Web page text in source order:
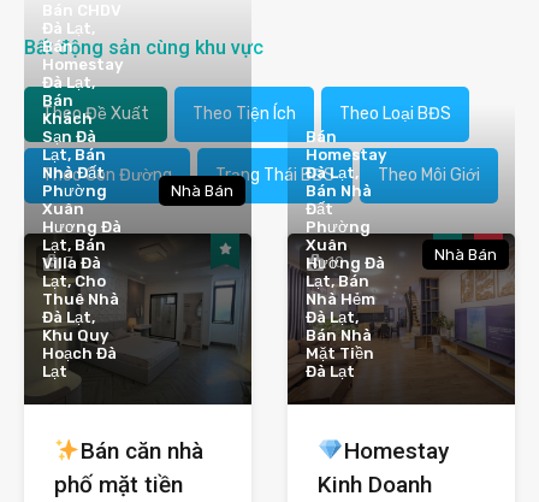
Bất động sản cùng khu vực
Theo Đề Xuất Theo Tiện Ích Theo Loại BĐS
Theo Con Đường Trạng Thái BĐS Theo Môi Giới
7
Bán CHDV
Đà Lạt,
Bán
Homestay
Đà Lạt,
Bán
Khách
Sạn Đà
Lạt, Bán
Nhà Đất
Phường
Xuân
Hương Đà
Lạt, Bán
Villa Đà
Lạt, Cho
Thuê Nhà
Đà Lạt,
Khu Quy
Hoạch Đà
Lạt
Nhà Bán
Bán căn nhà
phố mặt tiền
10
Bán
Homestay
Đà Lạt,
Bán Nhà
Đất
Phường
Xuân
Hương Đà
Lạt, Bán
Nhà Hẻm
Đà Lạt,
Bán Nhà
Mặt Tiền
Đà Lạt
Nhà Bán
Homestay
Kinh Doanh